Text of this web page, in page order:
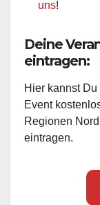
uns!
Deine
eintragen:
Hier kannst
Event
Regionen
eintragen.